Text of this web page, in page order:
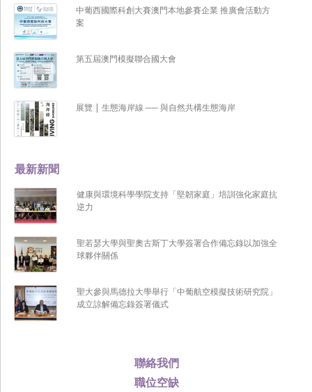
聯絡我們
職位空缺
最新新聞
健康與環境科學學院支持「堅韌家庭」培訓強化家庭抗
逆力
聖若瑟大學與聖奧古斯丁大學簽署合作備忘錄以加強全
球夥伴關係
聖大參與馬德拉大學舉行「中葡航空模擬技術研究院」
成立諒解備忘錄簽署儀式
中葡西國際科創大賽澳門本地參賽企業 推廣會活動方
案
第五屆澳門模擬聯合國大會
展覽 | 生態海岸線 ── 與自然共構生態海岸